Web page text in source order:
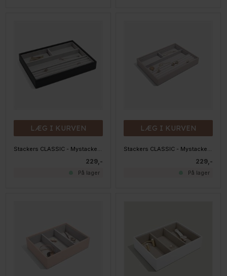
LÆG I KURVEN
Stackers CLASSIC - Mystacker - 3 rum og smykkepude, SORT
229,-
På lager
LÆG I KURVEN
Stackers CLASSIC - Mystacker - 3 rum og smykkepude, Taupe
229,-
På lager